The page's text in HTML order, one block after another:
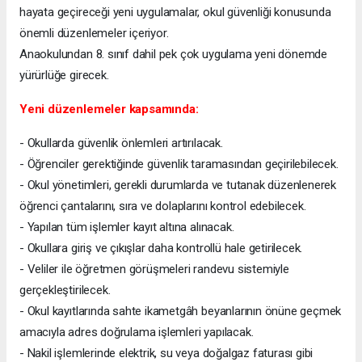
hayata geçireceği yeni uygulamalar, okul güvenliği konusunda
önemli düzenlemeler içeriyor.
Anaokulundan 8. sınıf dahil pek çok uygulama yeni dönemde
yürürlüğe girecek.
Yeni düzenlemeler kapsamında:
- Okullarda güvenlik önlemleri artırılacak.
- Öğrenciler gerektiğinde güvenlik taramasından geçirilebilecek.
- Okul yönetimleri, gerekli durumlarda ve tutanak düzenlenerek
öğrenci çantalarını, sıra ve dolaplarını kontrol edebilecek.
- Yapılan tüm işlemler kayıt altına alınacak.
- Okullara giriş ve çıkışlar daha kontrollü hale getirilecek.
- Veliler ile öğretmen görüşmeleri randevu sistemiyle
gerçekleştirilecek.
- Okul kayıtlarında sahte ikametgâh beyanlarının önüne geçmek
amacıyla adres doğrulama işlemleri yapılacak.
- Nakil işlemlerinde elektrik, su veya doğalgaz faturası gibi